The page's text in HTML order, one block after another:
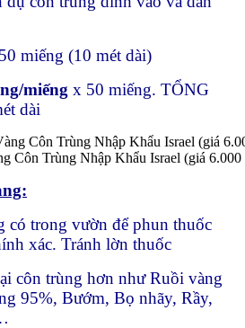
miếng (10 mét dài)
miếng x 50 miếng. TỔNG
dài
Côn Trùng Nhập Khẩu Israel (giá 6.000
có trong vườn để phun thuốc
xác. Tránh lờn thuốc
côn trùng hơn như Ruồi vàng
95%, Bướm, Bọ nhãy, Rầy,